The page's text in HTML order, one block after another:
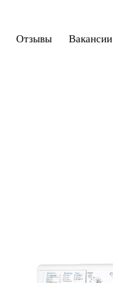
Отзывы Вакансии